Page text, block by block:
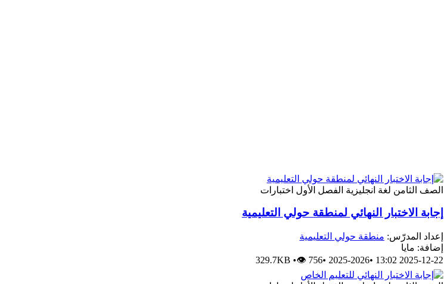
الصف الثامن لغة انجليزية الفصل الأول اختبارات
إجابة الاختبار النهائي لمنطقة حولي التعليمية
إعداد المدرّس: منطقة حولي التعليمية
إضافة: مايا
2025-12-22 13:02
•
2025-2026
•
329.7KB •👁 756